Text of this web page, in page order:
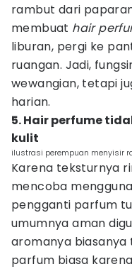
rambut dari
membuat hair
liburan, pergi ke
ruangan. Jadi,
wewangian, tetapi
harian.
5. Hair perfume
kulit
ilustrasi perempuan menyisir
Karena teksturnya
mencoba
pengganti parfum
umumnya aman
aromanya
parfum biasa